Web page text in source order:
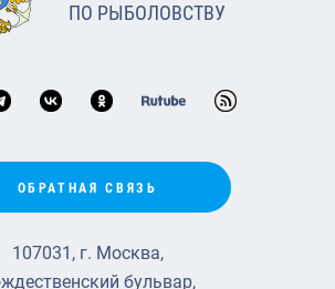
ПО РЫБОЛОВСТВУ
ОБРАТНАЯ СВЯЗЬ
107031, г. Москва,
бульвар,